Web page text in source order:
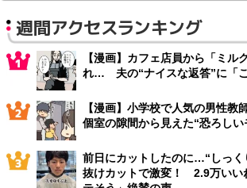
週間アクセスランキング
【漫画】カフェ店員から「ミル
れ… 夫の“ナイスな返答”に「こ
【漫画】小学校で人気の男性
個室の隙間から見えた“恐ろしい
前日にカットしたのに…“しっ
抜けカットで激変！ 2.9万いい